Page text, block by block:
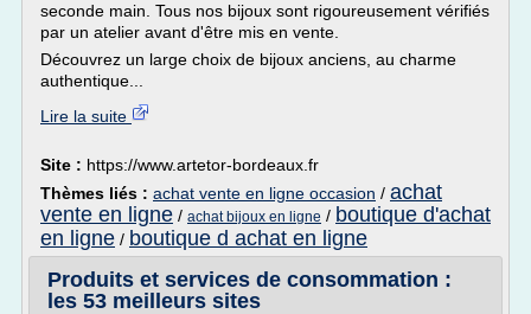
seconde main. Tous nos bijoux sont rigoureusement vérifiés
par un atelier avant d'être mis en vente.
Découvrez un large choix de bijoux anciens, au charme
authentique...
Lire la suite
Site : https://www.artetor-bordeaux.fr
Thèmes liés : achat vente en ligne occasion / achat
vente en ligne / achat bijoux en ligne / boutique d'achat
en ligne / boutique d achat en ligne
Produits et services de consommation :
les 53 meilleurs sites